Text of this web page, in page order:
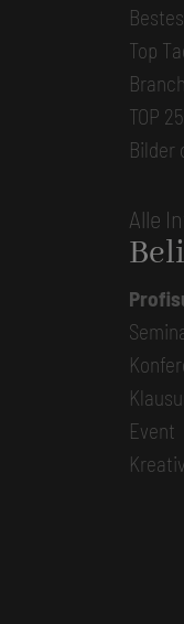
Top
TOP
Bilder
Alle
Event